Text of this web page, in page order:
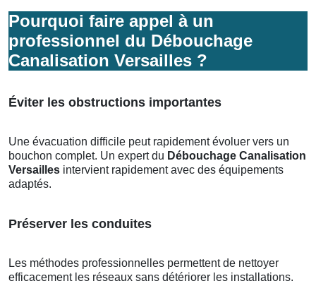
Pourquoi faire appel à un
professionnel du Débouchage
Canalisation Versailles ?
Éviter les obstructions importantes
Une évacuation difficile peut rapidement évoluer vers un
bouchon complet. Un expert du Débouchage Canalisation
Versailles intervient rapidement avec des équipements
adaptés.
Préserver les conduites
Les méthodes professionnelles permettent de nettoyer
efficacement les réseaux sans détériorer les installations.